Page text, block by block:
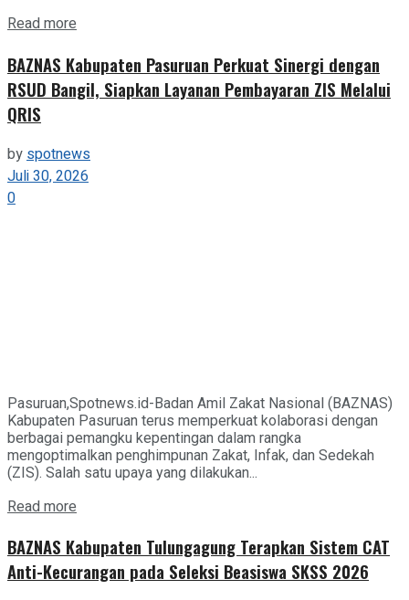
Read more
BAZNAS Kabupaten Pasuruan Perkuat Sinergi dengan
RSUD Bangil, Siapkan Layanan Pembayaran ZIS Melalui
QRIS
by spotnews
Juli 30, 2026
0
Pasuruan,Spotnews.id-Badan Amil Zakat Nasional (BAZNAS)
Kabupaten Pasuruan terus memperkuat kolaborasi dengan
berbagai pemangku kepentingan dalam rangka
mengoptimalkan penghimpunan Zakat, Infak, dan Sedekah
(ZIS). Salah satu upaya yang dilakukan...
Read more
BAZNAS Kabupaten Tulungagung Terapkan Sistem CAT
Anti-Kecurangan pada Seleksi Beasiswa SKSS 2026